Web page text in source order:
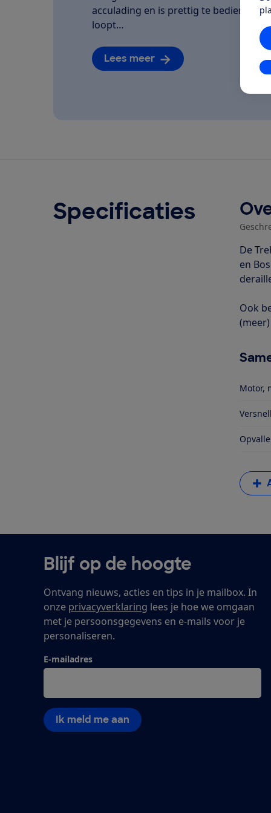
acculading en is prettig te bedienen.
loopt…
Lees meer
Specificaties
De
en
Ook
Motor,
Blijf op de hoogte
Ontvang nieuws, acties en tips in je mailbox. In
onze privacyverklaring lees je hoe we omgaan
met je persoonsgegevens en e-mails voor je
personaliseren.
E-mailadres
Ik meld me aan